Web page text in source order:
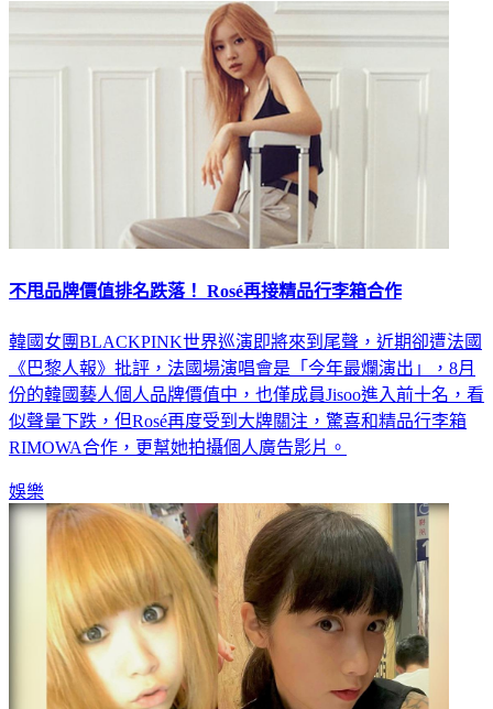
不甩品牌價值排名跌落！ Rosé再接精品行李箱合作
韓國女團BLACKPINK世界巡演即將來到尾聲，近期卻遭法國
《巴黎人報》批評，法國場演唱會是「今年最爛演出」，8月
份的韓國藝人個人品牌價值中，也僅成員Jisoo進入前十名，看
似聲量下跌，但Rosé再度受到大牌關注，驚喜和精品行李箱
RIMOWA合作，更幫她拍攝個人廣告影片。
娛樂